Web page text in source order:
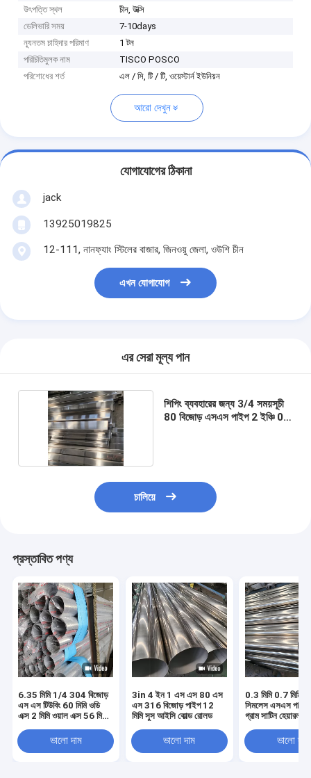
উৎপত্তি স্থল
চীন, উক্সি
ডেলিভারি সময়
7-10days
ন্যূনতম চাহিদার পরিমাণ
1 টন
পরিচিতিমুলক নাম
TISCO POSCO
পরিশোধের শর্ত
এল / সি, টি / টি, ওয়েস্টার্ন ইউনিয়ন
আরো দেখুন
যোগাযোগের ঠিকানা
jack
13925019825
12-111, নানফ্যাং স্টিলের বাজার, জিনওয়ু জেলা, ওউশি চীন
এখন যোগাযোগ
এর সেরা মূল্য পান
শিপিং ব্যবহারের জন্য 3/4 সময়সূচী
80 বিজোড় এসএস পাইপ 2 ইঞ্চি 0.5
চালিয়ে
প্রস্তাবিত পণ্য
6.35 মিমি 1/4 304 বিজোড়
এস এস টিউবিং 60 মিমি ওডি
এক্স 2 মিমি ওয়াল এক্স 56 মিমি
ভালো দাম
3in 4 ইন 1 এস এস 80 এস
এস 316 বিজোড় পাইপ 12
মিমি সুস আইসি কোল্ড রোলড
ভালো দাম
0.3 মিমি 0.7 মিমি
সিমলেস এসএস
গ্রাম সাটিন
316L 316ভালো দাম